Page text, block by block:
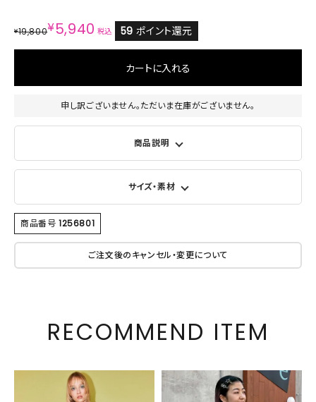
¥19,800¥5,940 税込 59 ポイント還元
カートに入れる
申し訳ございません。ただいま在庫がございません。
商品説明
サイズ・素材
商品番号 1256801
ご注文後のキャンセル・変更について
RECOMMEND ITEM